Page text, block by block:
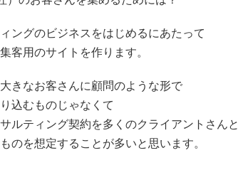
ングのビジネスをはじめるにあたって
客用のサイトを作ります。
きなお客さんに顧問のような形で
込むものじゃなくて
ルティング契約を多くのクライアントさんと
のを想定することが多いと思います。